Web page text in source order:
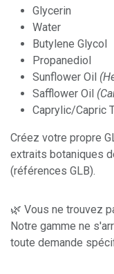
Glycerin
Water
Butylene Glycol
Propanediol
Sunflower Oil
Safflower Oil
Caprylic/Capric
Créez votre propre
extraits botaniques
(références GLB).
🌿 Vous ne trouvez
Notre gamme ne
toute demande